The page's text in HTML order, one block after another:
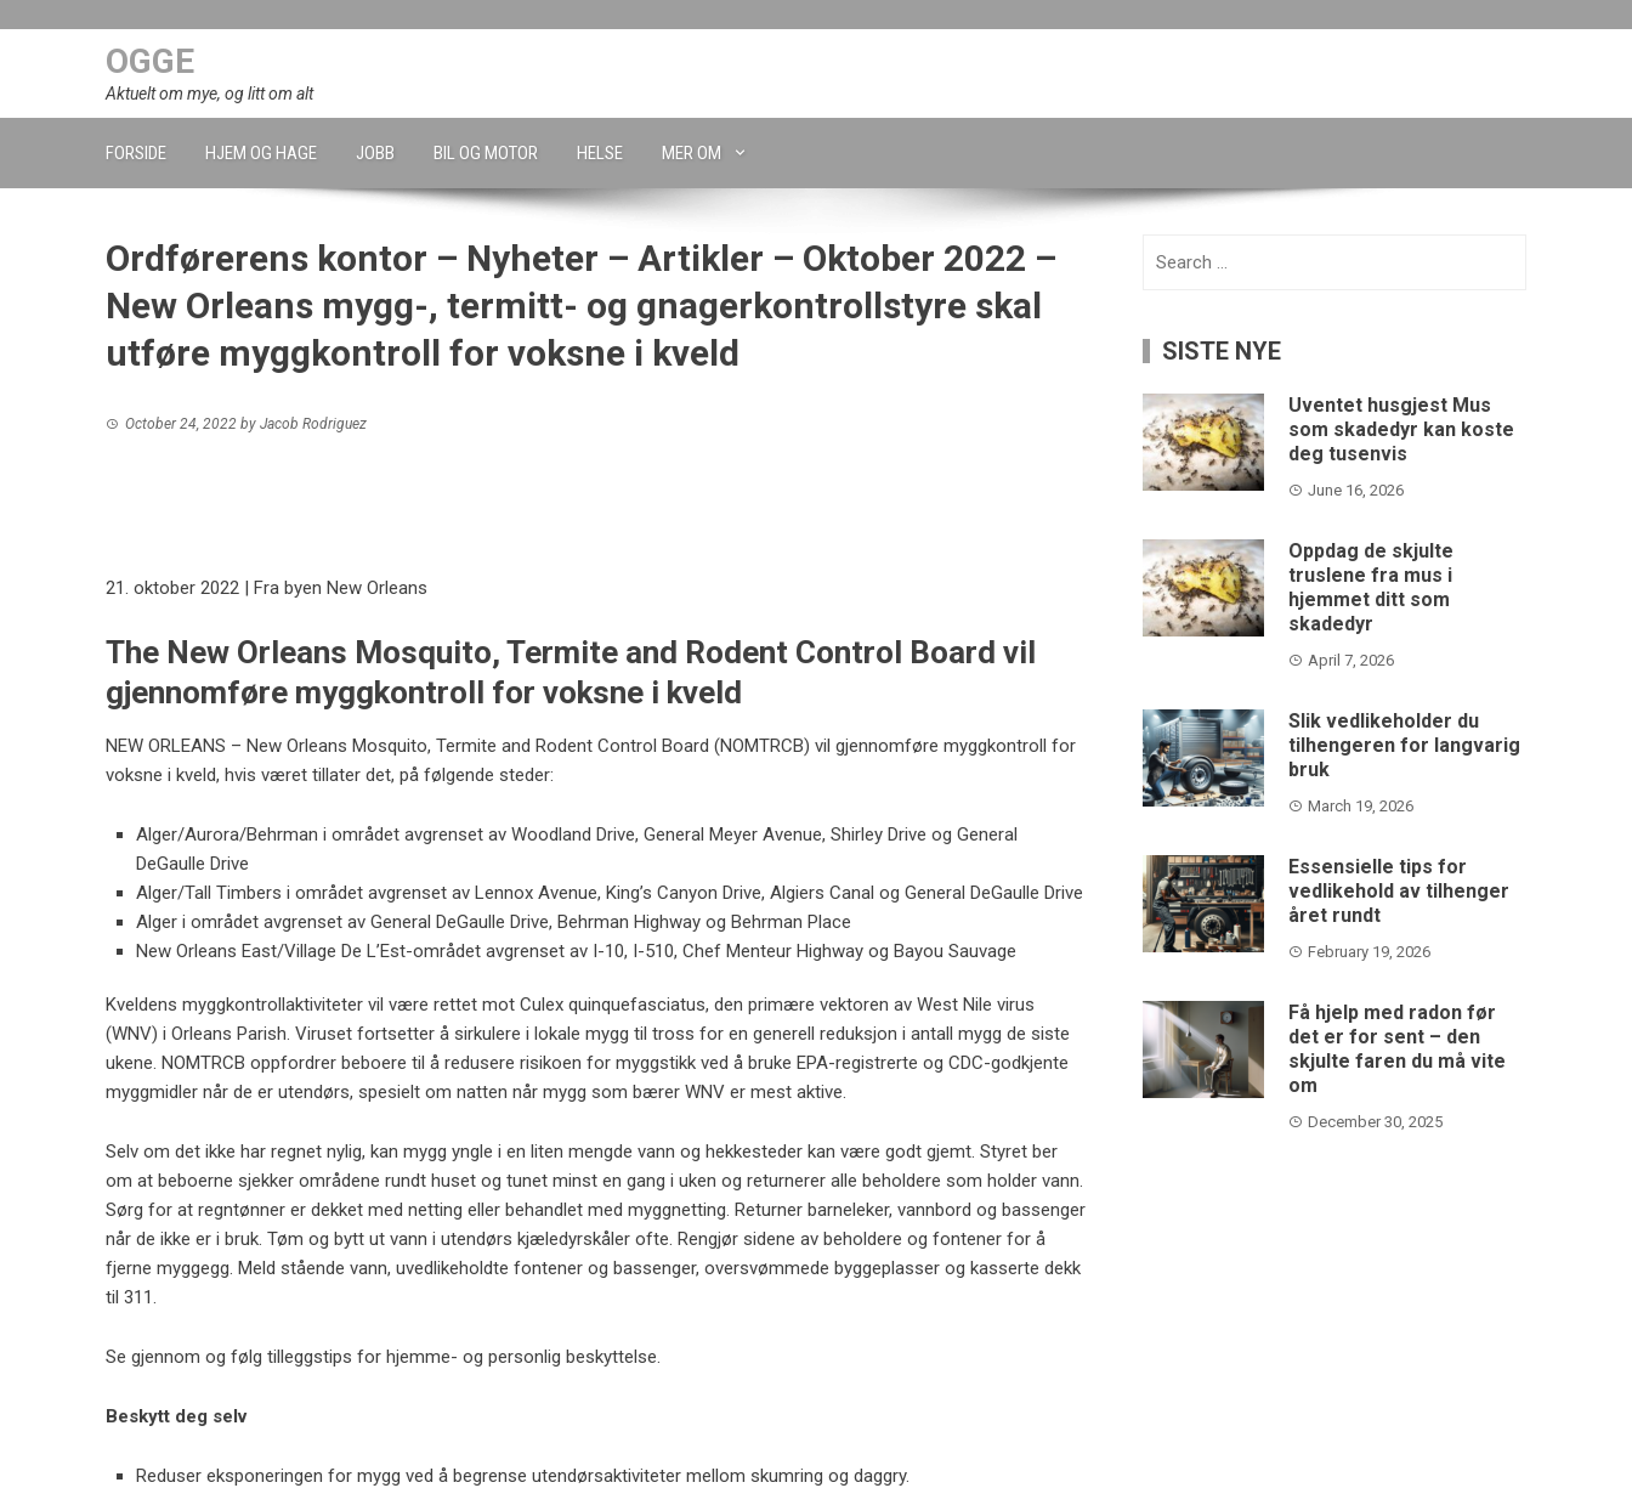
OGGE
Aktuelt om mye, og litt om alt
FORSIDE HJEM OG HAGE JOBB BIL OG MOTOR HELSE MER OM
Ordførerens kontor – Nyheter – Artikler – Oktober 2022 –
New Orleans mygg-, termitt- og gnagerkontrollstyre skal
utføre myggkontroll for voksne i kveld
October 24, 2022 by Jacob Rodriguez
21. oktober 2022 | Fra byen New Orleans
The New Orleans Mosquito, Termite and Rodent Control Board vil
gjennomføre myggkontroll for voksne i kveld
NEW ORLEANS – New Orleans Mosquito, Termite and Rodent Control Board (NOMTRCB) vil gjennomføre myggkontroll for
voksne i kveld, hvis været tillater det, på følgende steder:
Alger/Aurora/Behrman i området avgrenset av Woodland Drive, General Meyer Avenue, Shirley Drive og General
DeGaulle Drive
Alger/Tall Timbers i området avgrenset av Lennox Avenue, King’s Canyon Drive, Algiers Canal og General DeGaulle Drive
Alger i området avgrenset av General DeGaulle Drive, Behrman Highway og Behrman Place
New Orleans East/Village De L’Est-området avgrenset av I-10, I-510, Chef Menteur Highway og Bayou Sauvage
Kveldens myggkontrollaktiviteter vil være rettet mot Culex quinquefasciatus, den primære vektoren av West Nile virus
(WNV) i Orleans Parish. Viruset fortsetter å sirkulere i lokale mygg til tross for en generell reduksjon i antall mygg de siste
ukene. NOMTRCB oppfordrer beboere til å redusere risikoen for myggstikk ved å bruke EPA-registrerte og CDC-godkjente
myggmidler når de er utendørs, spesielt om natten når mygg som bærer WNV er mest aktive.
Selv om det ikke har regnet nylig, kan mygg yngle i en liten mengde vann og hekkesteder kan være godt gjemt. Styret ber
om at beboerne sjekker områdene rundt huset og tunet minst en gang i uken og returnerer alle beholdere som holder vann.
Sørg for at regntønner er dekket med netting eller behandlet med myggnetting. Returner barneleker, vannbord og bassenger
når de ikke er i bruk. Tøm og bytt ut vann i utendørs kjæledyrskåler ofte. Rengjør sidene av beholdere og fontener for å
fjerne myggegg. Meld stående vann, uvedlikeholdte fontener og bassenger, oversvømmede byggeplasser og kasserte dekk
til 311.
Se gjennom og følg tilleggstips for hjemme- og personlig beskyttelse.
Beskytt deg selv
Reduser eksponeringen for mygg ved å begrense utendørsaktiviteter mellom skumring og daggry.
SISTE NYE
Uventet husgjest Mus
som skadedyr kan koste
deg tusenvis
June 16, 2026
Oppdag de skjulte
truslene fra mus i
hjemmet ditt som
skadedyr
April 7, 2026
Slik vedlikeholder du
tilhengeren for langvarig
bruk
March 19, 2026
Essensielle tips for
vedlikehold av tilhenger
året rundt
February 19, 2026
Få hjelp med radon før
det er for sent – den
skjulte faren du må vite
om
December 30, 2025